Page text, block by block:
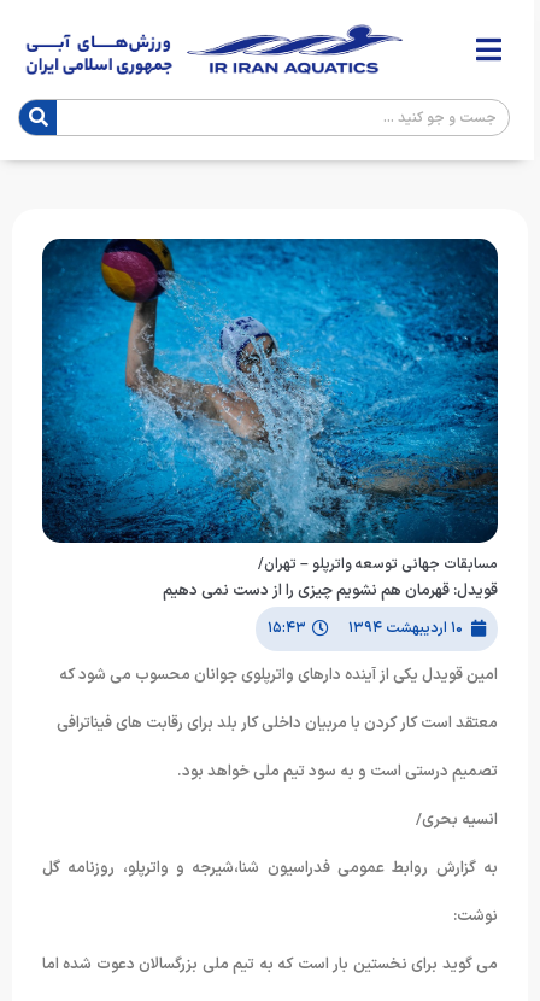
مسابقات جهانی توسعه واترپلو – تهران/
قویدل: قهرمان هم نشویم چیزی را از دست نمی دهیم
۱۰ اردیبهشت ۱۳۹۴ ۱۵:۴۳
امین قویدل یکی از آینده دارهای واترپلوی جوانان محسوب می شود که
معتقد است کار کردن با مربیان داخلی کار بلد برای رقابت های فیناترافی
تصمیم درستی است و به سود تیم ملی خواهد بود.
انسیه بحری/
به گزارش روابط عمومی فدراسیون شنا،شیرجه و واترپلو، روزنامه گل
نوشت:
می گوید برای نخستین بار است که به تیم ملی بزرگسالان دعوت شده اما